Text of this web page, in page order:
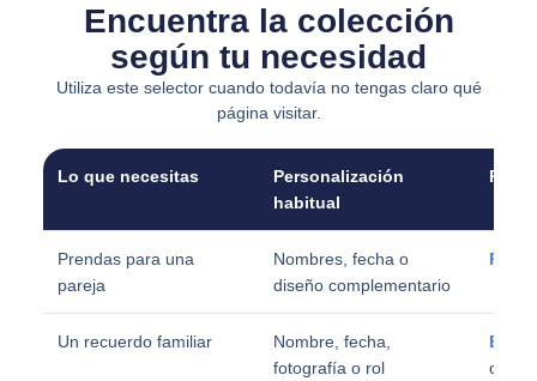
Encuentra la colección
según tu necesidad
Utiliza este selector cuando todavía no tengas claro qué
página visitar.
Lo que necesitas
Personalización
habitual
Prendas para una
pareja
Nombres, fecha o
diseño complementario
Un recuerdo familiar
Nombre, fecha,
fotografía o rol
o